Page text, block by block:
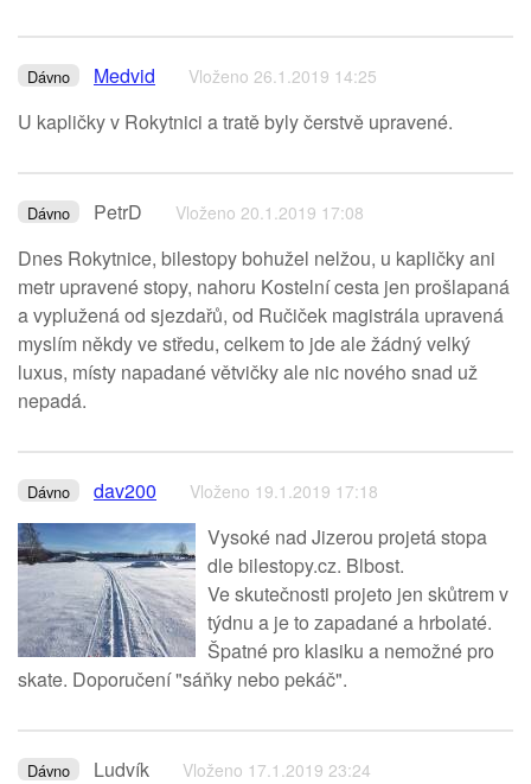
Dávno Medvid Vloženo 26.1.2019 14:25
U kapličky v Rokytnici a tratě byly čerstvě upravené.
Dávno PetrD Vloženo 20.1.2019 17:08
Dnes Rokytnice, bilestopy bohužel nelžou, u kapličky ani
metr upravené stopy, nahoru Kostelní cesta jen prošlapaná
a vyplužená od sjezdařů, od Ručiček magistrála upravená
myslím někdy ve středu, celkem to jde ale žádný velký
luxus, místy napadané větvičky ale nic nového snad už
nepadá.
Dávno dav200 Vloženo 19.1.2019 17:18
Vysoké nad Jizerou projetá stopa
dle bilestopy.cz. Blbost.
Ve skutečnosti projeto jen skůtrem v
týdnu a je to zapadané a hrbolaté.
Špatné pro klasiku a nemožné pro
skate. Doporučení "sáňky nebo pekáč".
Dávno Ludvík Vloženo 17.1.2019 23:24